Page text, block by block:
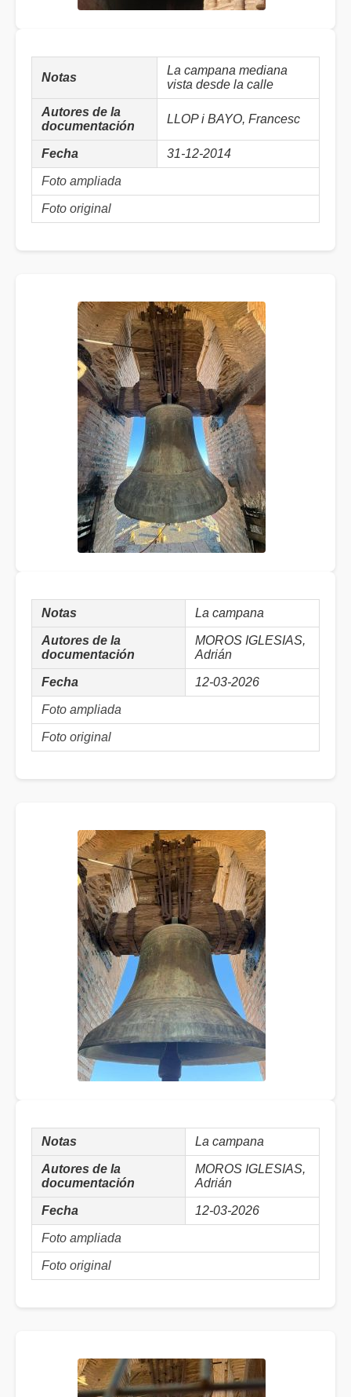
Notas
La campana mediana
vista desde la calle
Autores de la
documentación
LLOP i BAYO, Francesc
Fecha 31-12-2014
Foto ampliada
Foto original
Notas La campana
Autores de la
documentación
MOROS IGLESIAS,
Adrián
Fecha 12-03-2026
Foto ampliada
Foto original
Notas La campana
Autores de la
documentación
MOROS IGLESIAS,
Adrián
Fecha 12-03-2026
Foto ampliada
Foto original